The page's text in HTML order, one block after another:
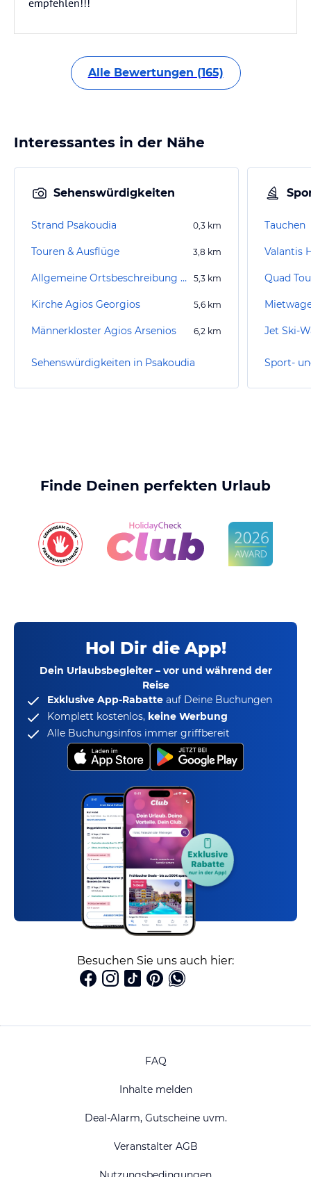
empfehlen!!!
Alle Bewertungen (165)
Interessantes in der Nähe
Sehenswürdigkeiten
Strand Psakoudia 0,3 km
Touren & Ausflüge 3,8 km
Allgemeine Ortsbeschreibung Gerakini 5,3 km
Kirche Agios Georgios 5,6 km
Männerkloster Agios Arsenios 6,2 km
Sehenswürdigkeiten in Psakoudia
Tauchen
Valantis
Jet Ski-
Finde Deinen perfekten Urlaub
Hol Dir die App!
Dein Urlaubsbegleiter – vor und während der
Reise
Exklusive App-Rabatte auf Deine Buchungen
Komplett kostenlos, keine Werbung
Alle Buchungsinfos immer griffbereit
Besuchen Sie uns auch hier:
FAQ
Inhalte melden
Deal-Alarm, Gutscheine uvm.
Veranstalter AGB